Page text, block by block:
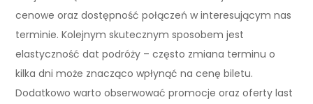
cenowe oraz dostępność połączeń w interesującym nas
terminie. Kolejnym skutecznym sposobem jest
elastyczność dat podróży – często zmiana terminu o
kilka dni może znacząco wpłynąć na cenę biletu.
Dodatkowo warto obserwować promocje oraz oferty last